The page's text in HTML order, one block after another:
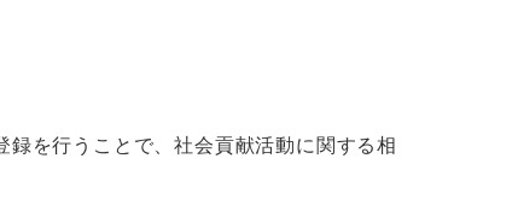
を行うことで、社会貢献活動に関する相